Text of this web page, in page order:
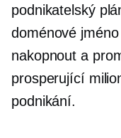
podnikatelský
doménové
nakopnout a
prosperující
podnikání.